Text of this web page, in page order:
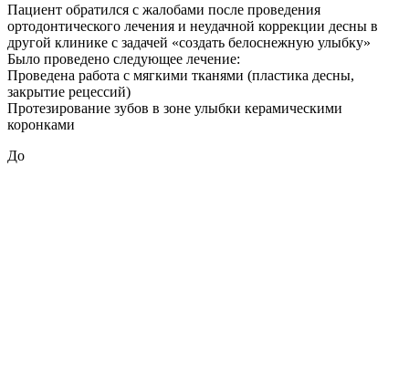
Пациент обратился с жалобами после проведения
ортодонтического лечения и неудачной коррекции десны в
другой клинике с задачей «создать белоснежную улыбку»
Было проведено следующее лечение:
Проведена работа с мягкими тканями (пластика десны,
закрытие рецессий)
Протезирование зубов в зоне улыбки керамическими
коронками
До